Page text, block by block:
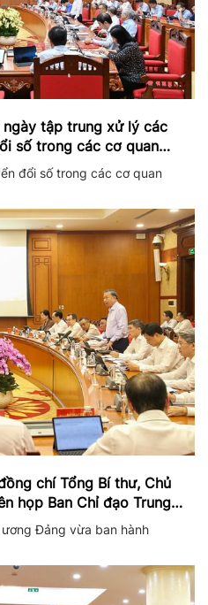
ngày tập trung xử lý các
số trong các cơ quan
đổi số trong các cơ quan
chí Tổng Bí thư, Chủ
họp Ban Chỉ đạo Trung
57
Đảng vừa ban hành